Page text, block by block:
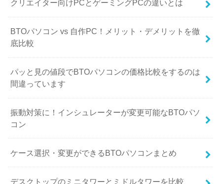
クリエイター向けPCとゲーミングPCの違いとは
BTOパソコン vs 自作PC！メリット・デメリットを徹
底比較
パッと見の値段でBTOパソコンの価格比較をするのは
間違っています
振動対策に！インシュレーターが変更可能なBTOパソ
コン
ケース選択・変更ができるBTOパソコンまとめ
デスクトップのミニタワーとミドルタワーを比較